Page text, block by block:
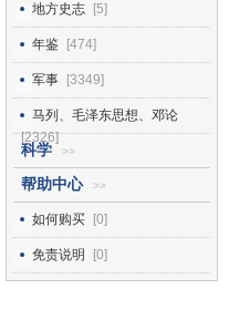
地方史志 [5]
年鉴 [474]
军事 [3349]
马列、毛泽东思想、邓论
[2326]
科学 >>
帮助中心 >>
如何购买 [0]
免责说明 [0]